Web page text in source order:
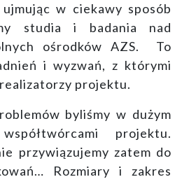
w ciekawy sposób
studia i badania nad
ośrodków AZS. To
i wyzwań, z którymi
projektu.
byliśmy w dużym
projektu.
przywiązujemy zatem do
Rozmiary i zakres